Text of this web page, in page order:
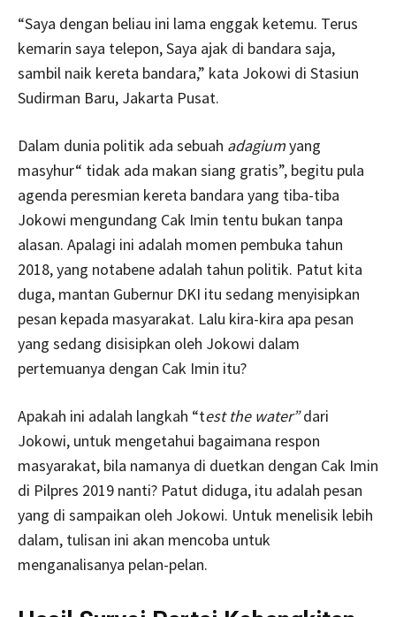
“Saya dengan beliau ini lama enggak ketemu. Terus
kemarin saya telepon, Saya ajak di bandara saja,
sambil naik kereta bandara,” kata Jokowi di Stasiun
Sudirman Baru, Jakarta Pusat.
Dalam dunia politik ada sebuah adagiumyang
masyhur“ tidak ada makan siang gratis”, begitu pula
agenda peresmian kereta bandara yang tiba-tiba
Jokowi mengundang Cak Imin tentu bukan tanpa
alasan. Apalagi ini adalah momen pembuka tahun
2018, yang notabene adalah tahun politik. Patut kita
duga, mantan Gubernur DKI itu sedang menyisipkan
pesan kepada masyarakat. Lalu kira-kira apa pesan
yang sedang disisipkan oleh Jokowi dalam
pertemuanya dengan Cak Imin itu?
Apakah ini adalah langkah “test the water”dari
Jokowi, untuk mengetahui bagaimana respon
masyarakat, bila namanya di duetkan dengan Cak Imin
di Pilpres 2019 nanti? Patut diduga, itu adalah pesan
yang di sampaikan oleh Jokowi. Untuk menelisik lebih
dalam, tulisan ini akan mencoba untuk
menganalisanya pelan-pelan.